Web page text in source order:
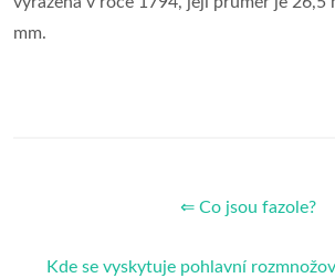
mm.
⇐ Co jsou fazole?
Kde se vyskytuje pohlavní